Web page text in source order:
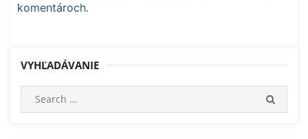
komentároch.
VYHĽADÁVANIE